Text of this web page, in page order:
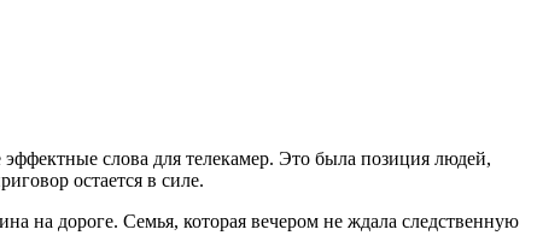
слова для телекамер. Это была позиция людей,
остается в силе.
на дороге. Семья, которая вечером не ждала следственную